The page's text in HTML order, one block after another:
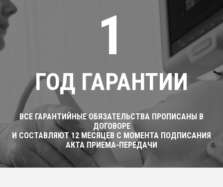
1
ГОД ГАРАНТИИ
ВСЕ ГАРАНТИЙНЫЕ ОБЯЗАТЕЛЬСТВА ПРОПИСАНЫ В
ДОГОВОРЕ
И СОСТАВЛЯЮТ 12 МЕСЯЦЕВ С МОМЕНТА ПОДПИСАНИЯ
АКТА ПРИЕМА-ПЕРЕДАЧИ